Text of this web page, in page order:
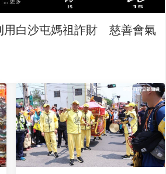
用白沙屯媽祖詐財 慈善會氣